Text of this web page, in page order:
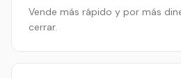
Vende más rápido y por más
cerrar.